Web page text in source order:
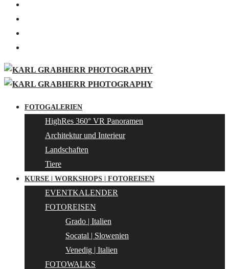
FOTOGALERIEN
HighRes 360° VR Panoramen
Architektur und Interieur
Landschaften
Tiere
KURSE | WORKSHOPS | FOTOREISEN
EVENTKALENDER
FOTOREISEN
Grado | Italien
Socatal | Slowenien
Venedig | Italien
FOTOWALKS